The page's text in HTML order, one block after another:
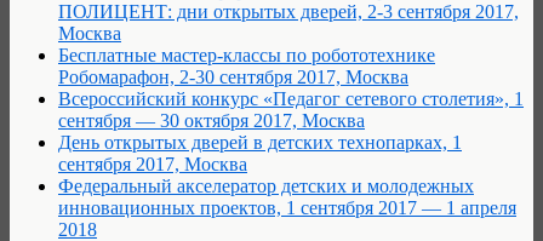
ПОЛИЦЕНТ: дни открытых дверей, 2-3 сентября 2017,
Москва
Бесплатные мастер-классы по робототехнике
Робомарафон, 2-30 сентября 2017, Москва
Всероссийский конкурс «Педагог сетевого столетия», 1
сентября — 30 октября 2017, Москва
День открытых дверей в детских технопарках, 1
сентября 2017, Москва
Федеральный акселератор детских и молодежных
инновационных проектов, 1 сентября 2017 — 1 апреля
2018